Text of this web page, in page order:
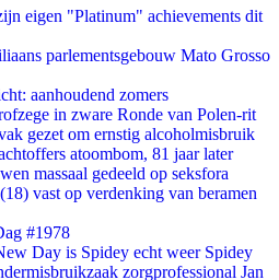
eigen "Platinum" achievements dit
parlementsgebouw Mato Grosso
aanhoudend zomers
in zware Ronde van Polen-rit
gezet om ernstig alcoholmisbruik
atoombom, 81 jaar later
massaal gedeeld op seksfora
vast op verdenking van beramen
#1978
Day is Spidey echt weer Spidey
zorgprofessional Jan